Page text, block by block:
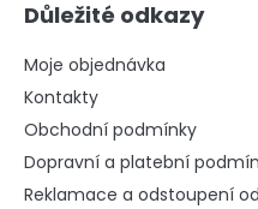
Důležité odkazy
Moje objednávka
Kontakty
Obchodní podmínky
Dopravní a platební
Reklamace a odstoupení